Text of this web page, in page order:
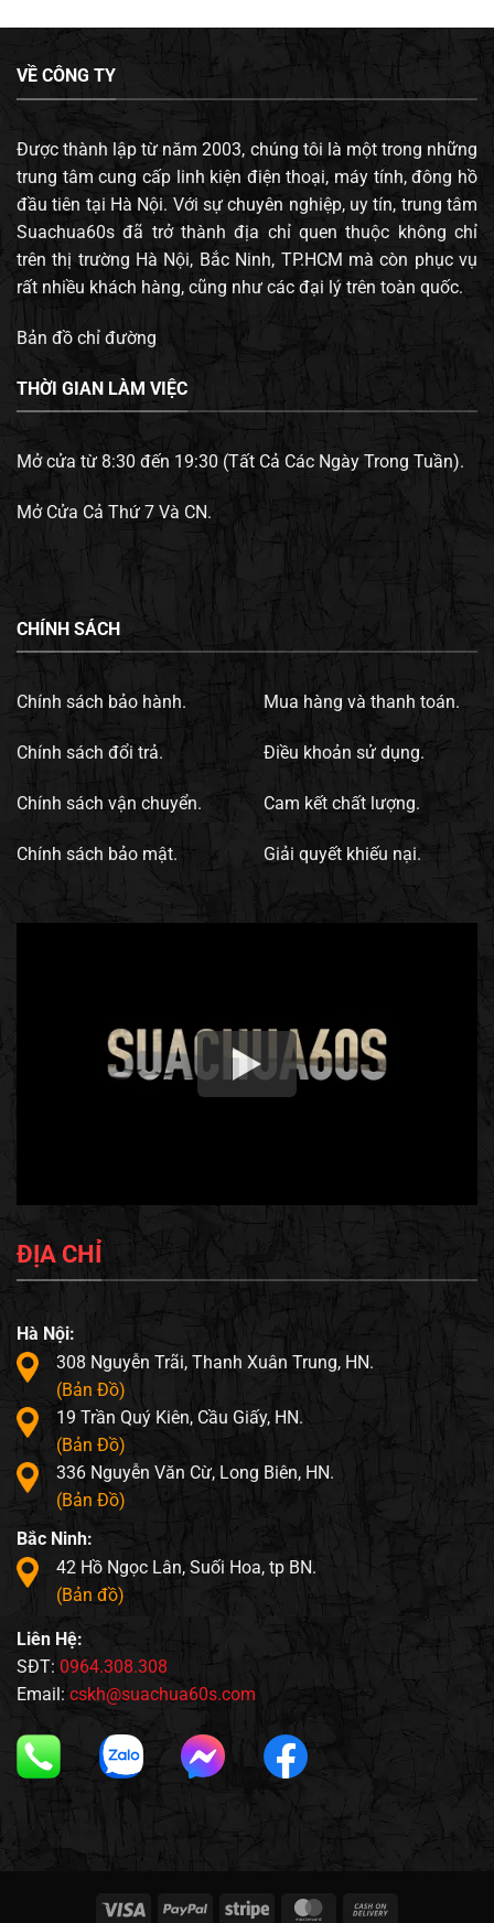
VỀ CÔNG TY
Được thành lập từ năm 2003, chúng tôi là một trong những
trung tâm cung cấp linh kiện điện thoại, máy tính, đông hồ
đầu tiên tại Hà Nội. Với sự chuyên nghiệp, uy tín, trung tâm
Suachua60s đã trở thành địa chỉ quen thuộc không chỉ
trên thị trường Hà Nội, Bắc Ninh, TP.HCM mà còn phục vụ
rất nhiều khách hàng, cũng như các đại lý trên toàn quốc.
Bản đồ chỉ đường
THỜI GIAN LÀM VIỆC
Mở cửa từ 8:30 đến 19:30 (Tất Cả Các Ngày Trong Tuần).
Mở Cửa Cả Thứ 7 Và CN.
CHÍNH SÁCH
Chính sách bảo hành.
Chính sách đổi trả.
Chính sách vận chuyển.
Chính sách bảo mật.
Mua hàng và thanh toán.
Điều khoản sử dụng.
Cam kết chất lượng.
Giải quyết khiếu nại.
ĐỊA CHỈ
Hà Nội:
308 Nguyễn Trãi, Thanh Xuân Trung, HN.
(Bản Đồ)
19 Trần Quý Kiên, Cầu Giấy, HN.
(Bản Đồ)
336 Nguyễn Văn Cừ, Long Biên, HN.
(Bản Đồ)
Bắc Ninh:
42 Hồ Ngọc Lân, Suối Hoa, tp BN.
(Bản đồ)
Liên Hệ:
SĐT: 0964.308.308
Email: cskh@suachua60s.com
Visa PayPal Stripe MasterCard